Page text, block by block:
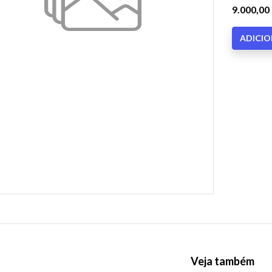
9.000,00
Veja também